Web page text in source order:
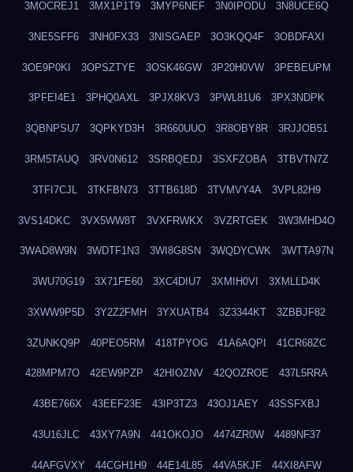
3MOCREJ1 3MX1P1T9 3MYP6NEF 3N0IPODU 3N8UCE6Q
3NE5SFF6 3NH0FX33 3NISGAEP 3O3KQQ4F 3OBDFAXI
3OE9P0KI 3OPSZTYE 3OSK46GW 3P20H0VW 3PEBEUPM
3PFEI4E1 3PHQ0AXL 3PJX8KV3 3PWL81U6 3PX3NDPK
3QBNPSU7 3QPKYD3H 3R660UUO 3R8OBY8R 3RJJOB51
3RM5TAUQ 3RV0N612 3SRBQEDJ 3SXFZOBA 3TBVTN7Z
3TFI7CJL 3TKFBN73 3TTB618D 3TVMVY4A 3VPL82H9
3VS14DKC 3VX5WW8T 3VXFRWKX 3VZRTGEK 3W3MHD4O
3WAD8W9N 3WDTF1N3 3WI8G8SN 3WQDYCWK 3WTTA97N
3WU70G19 3X71FE60 3XC4DIU7 3XMIH0VI 3XMLLD4K
3XWW9P5D 3Y2Z2FMH 3YXUATB4 3Z3344KT 3ZBBJF82
3ZUNKQ9P 40PEO5RM 418TPYOG 41A6AQPI 41CR68ZC
428MPM7O 42EW9PZP 42HIOZNV 42QOZROE 437L5RRA
43BE766X 43EEF23E 43IP3TZ3 43OJ1AEY 43SSFXBJ
43U16JLC 43XY7A9N 441OKOJO 4474ZR0W 4489NF37
44AFGVXY 44CGH1H9 44E14L85 44VA5KJF 44XI8AFW